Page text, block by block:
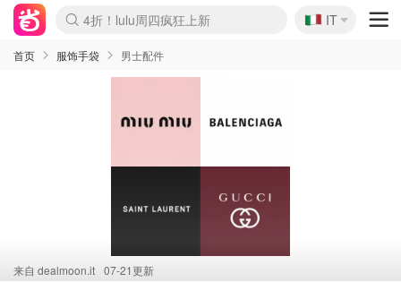
Boticinal 夏促开抢！
4折！lulu周四疯狂上新
速领！Stanley独家85折
Zalando 奥莱闪促！每日更新
🇮🇹
IT
首页 服饰手袋 男士配件
来自 dealmoon.it 07-21更新